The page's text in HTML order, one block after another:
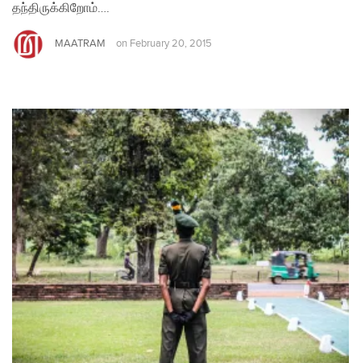
தந்திருக்கிறோம்….
MAATRAM on February 20, 2015